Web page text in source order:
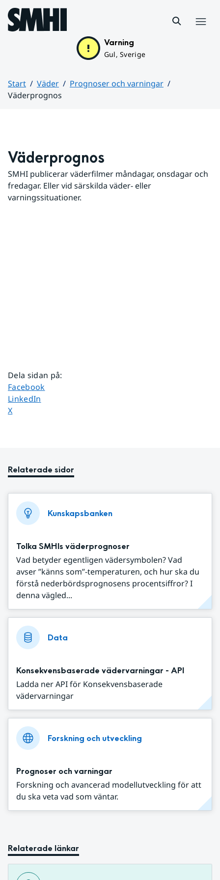
Hoppa till sidans innehåll
Varning
Gul, Sverige
Start Väder
Prognoser och varningar
Väderprognos
Väderprognos
SMHI publicerar väderfilmer måndagar, onsdagar och
fredagar. Eller vid särskilda väder- eller
varningssituationer.
Dela sidan på:
Dela sidan på
Facebook
Dela sidan på
LinkedIn
Dela sidan på
X
Relaterade sidor
Kunskapsbanken
Tolka SMHIs väderprognoser
Vad betyder egentligen vädersymbolen? Vad
avser ”känns som”-temperaturen, och hur ska du
förstå nederbördsprognosens procentsiffror? I
denna vägled...
Data
Konsekvensbaserade vädervarningar - API
Ladda ner API för Konsekvensbaserade
vädervarningar
Forskning och utveckling
Prognoser och varningar
Forskning och avancerad modellutveckling för att
du ska veta vad som väntar.
Relaterade länkar